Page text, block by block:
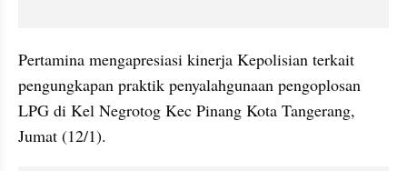
Pertamina mengapresiasi kinerja Kepolisian terkait
pengungkapan praktik penyalahgunaan pengoplosan
LPG di Kel Negrotog Kec Pinang Kota Tangerang,
Jumat (12/1).